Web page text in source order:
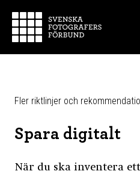
Fler riktlinjer och
Spara digitalt
När du ska inventera